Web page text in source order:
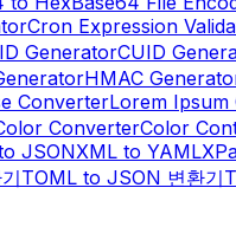
Cron Expression
GeneratorCUID
HMAC
ConverterLorem Ipsum
ConverterColor
JSONXML to YAML
TOML to JSON 변환기